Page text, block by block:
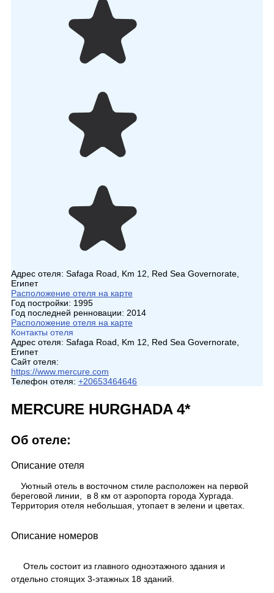
Адрес отеля: Safaga Road, Km 12, Red Sea Governorate,
Египет
Расположение отеля на карте
Год постройки: 1995
Год последней ренновации: 2014
Расположение отеля на карте
Контакты отеля
Адрес отеля: Safaga Road, Km 12, Red Sea Governorate,
Египет
Сайт отеля:
https://www.mercure.com
Телефон отеля: +20653464646
MERCURE HURGHADA 4*
Об отеле:
Описание отеля
Уютный отель в восточном стиле расположен на первой
береговой линии, в 8 км от аэропорта города Хургада.
Территория отеля небольшая, утопает в зелени и цветах.
Описание номеров
Отель состоит из главного одноэтажного здания и
отдельно стоящих 3-этажных 18 зданий.